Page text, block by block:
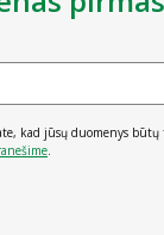
kad jūsų duomenys